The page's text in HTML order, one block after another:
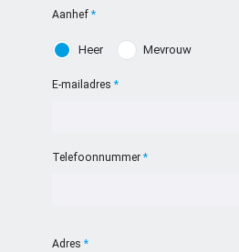
Anderen zochten ook
Aanhef
Heer Mevrouw
E-mailadres
Telefoonnummer
Adres